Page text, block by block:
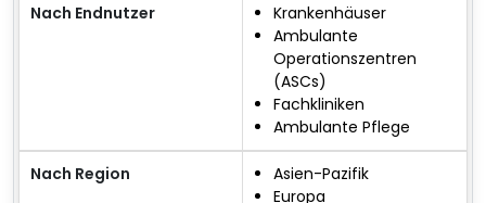
Nach Endnutzer
Krankenhäuser
Ambulante
Operationszentren
(ASCs)
Fachkliniken
Ambulante Pflege
Nach Region
Asien-Pazifik
Europa